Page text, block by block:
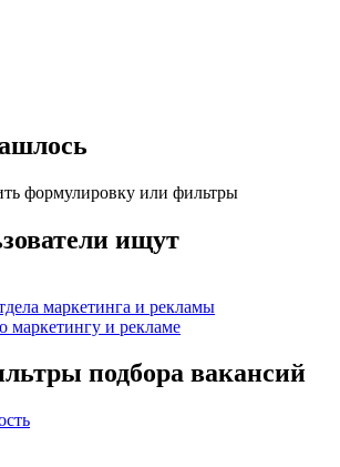
формулировку или фильтры
ищут
маркетинга и рекламы
маркетингу и рекламе
подбора вакансий